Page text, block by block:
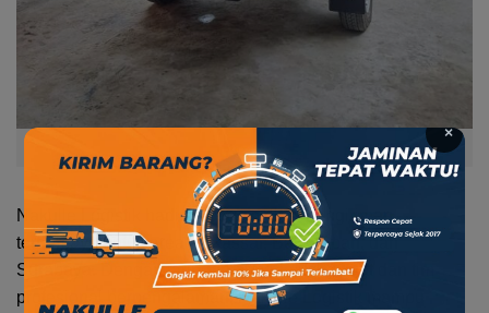
Pengiriman Barang Dengan Nakulle Logistik
Nakulle Logistik hadir sebagai solusi pengiriman
terpercaya untuk area Makassar, Balikpapan, dan
Surabaya. Dengan jaringan armada yang kuat dan tim
profesional berpengalaman, Nakulle Logistik mampu
×